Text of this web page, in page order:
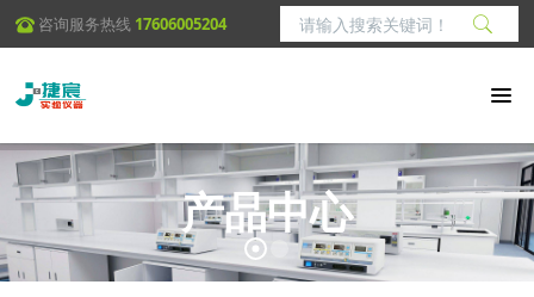
咨询服务热线 17606005204
产品中心